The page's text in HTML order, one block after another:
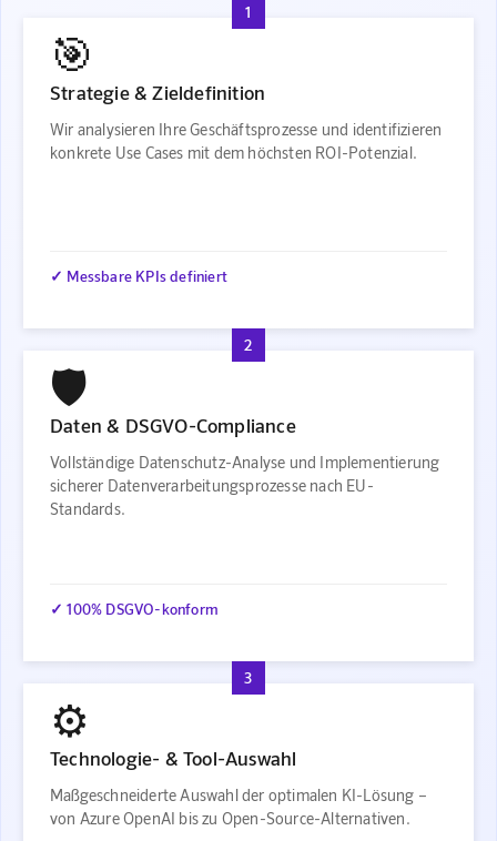
1
🎯
Strategie & Zieldefinition
Wir analysieren Ihre Geschäftsprozesse und identifizieren
konkrete Use Cases mit dem höchsten ROI-Potenzial.
✓ Messbare KPIs definiert
2
🛡️
Daten & DSGVO-Compliance
Vollständige Datenschutz-Analyse und Implementierung
sicherer Datenverarbeitungsprozesse nach EU-
Standards.
✓ 100% DSGVO-konform
3
⚙️
Technologie- & Tool-Auswahl
Maßgeschneiderte Auswahl der optimalen KI-Lösung –
von Azure OpenAI bis zu Open-Source-Alternativen.